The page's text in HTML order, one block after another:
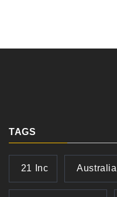
TAGS
21 Inc Australia